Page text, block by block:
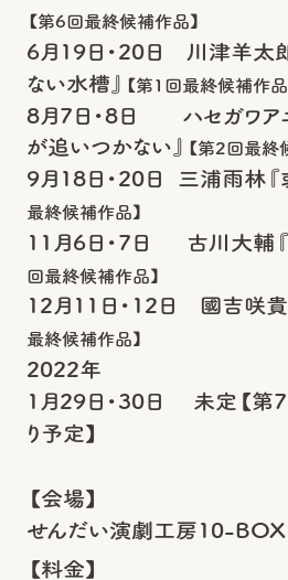
【第6回最終候補作品】
6月19日・20日 川津羊太
ない水槽』
【第1回最終候補作品
8月7日・8日 ハセガワア
が追いつかない』
【第2回最終
9月18日・20日 三浦雨林『
最終候補作品】
11月6日・7日 古川大輔『
回最終候補作品】
12月11日・12日 國吉咲貴
最終候補作品】
2022年
1月29日・30日 未定【第
り予定】
【会場】
せんだい演劇工房10-
【料金】